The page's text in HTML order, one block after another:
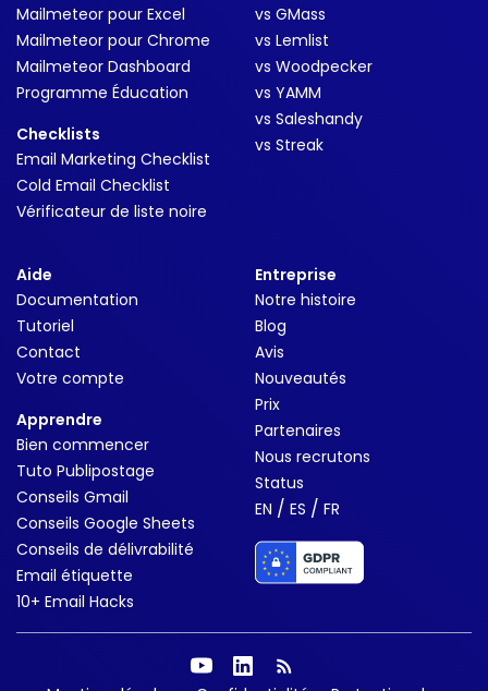
Mailmeteor pour Excel
Mailmeteor pour Chrome
Mailmeteor Dashboard
Programme Éducation
Checklists
Email Marketing Checklist
Cold Email Checklist
Vérificateur de liste noire
vs GMass
vs Lemlist
vs Woodpecker
vs YAMM
vs Saleshandy
vs Streak
Aide
Documentation
Tutoriel
Contact
Votre compte
Apprendre
Bien commencer
Tuto Publipostage
Conseils Gmail
Conseils Google Sheets
Conseils de délivrabilité
Email étiquette
10+ Email Hacks
Entreprise
Notre histoire
Blog
Avis
Nouveautés
Prix
Partenaires
Nous recrutons
Status
EN / ES / FR